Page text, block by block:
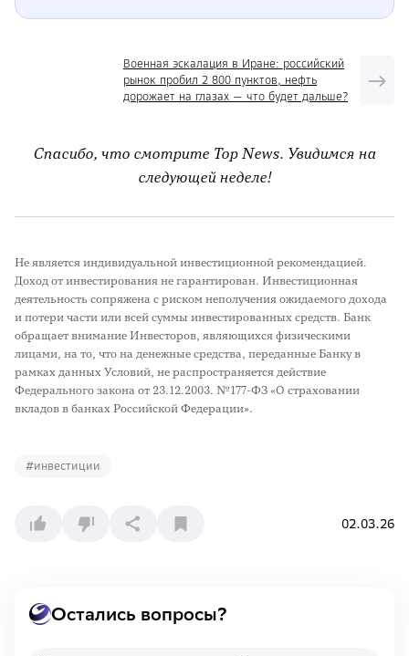
Военная эскалация в Иране: российский
рынок пробил 2 800 пунктов, нефть
дорожает на глазах — что будет дальше?
Спасибо, что смотрите Top News. Увидимся на
следующей неделе!
Не является индивидуальной инвестиционной рекомендацией.
Доход от инвестирования не гарантирован. Инвестиционная
деятельность сопряжена с риском неполучения ожидаемого дохода
и потери части или всей суммы инвестированных средств. Банк
обращает внимание Инвесторов, являющихся физическими
лицами, на то, что на денежные средства, переданные Банку в
рамках данных Условий, не распространяется действие
Федерального закона от 23.12.2003. №177-ФЗ «О страховании
вкладов в банках Российской Федерации».
#инвестиции
02.03.26
Остались вопросы?